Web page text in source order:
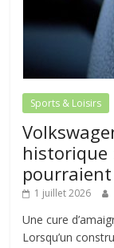
Sports & Loisirs
historique
1 juillet 2026
Une cure
Lorsqu’un